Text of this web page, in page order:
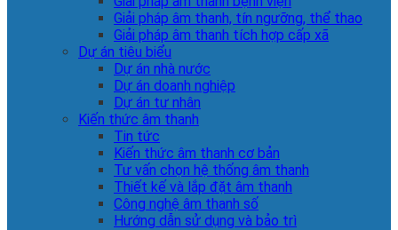
Giải pháp âm thanh, tín ngưỡng, thể thao
Giải pháp âm thanh tích hợp cấp xã
Dự án tiêu biểu
Dự án nhà nước
Dự án doanh nghiệp
Dự án tư nhân
Kiến thức âm thanh
Tin tức
Kiến thức âm thanh cơ bản
Tư vấn chọn hệ thống âm thanh
Thiết kế và lắp đặt âm thanh
Công nghệ âm thanh số
Hướng dẫn sử dụng và bảo trì